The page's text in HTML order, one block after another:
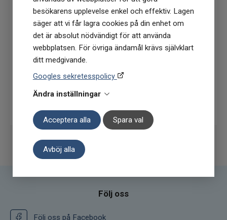
besökarens upplevelse enkel och effektiv. Lagen
säger att vi får lagra cookies på din enhet om
det är absolut nödvändigt för att använda
webbplatsen. För övriga ändamål krävs självklart
ditt medgivande.
Googles sekretesspolicy
Ändra inställningar
Acceptera alla Spara val
Avböj alla
(Du får en kod till din mejl som gäller vid 1
köptillfälle på ordinarie priser)
Prenumerera
Följ oss
Följ oss på Facebook